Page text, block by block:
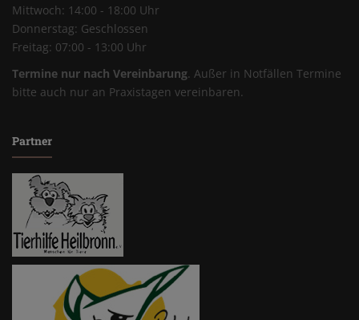
Mittwoch: 14:00 - 18:00 Uhr
Donnerstag: Geschlossen
Freitag: 07:00 - 13:00 Uhr
Termine nur nach Vereinbarung. Außer in Notfällen Termine
bitte auch nur an Praxistagen vereinbaren.
Partner